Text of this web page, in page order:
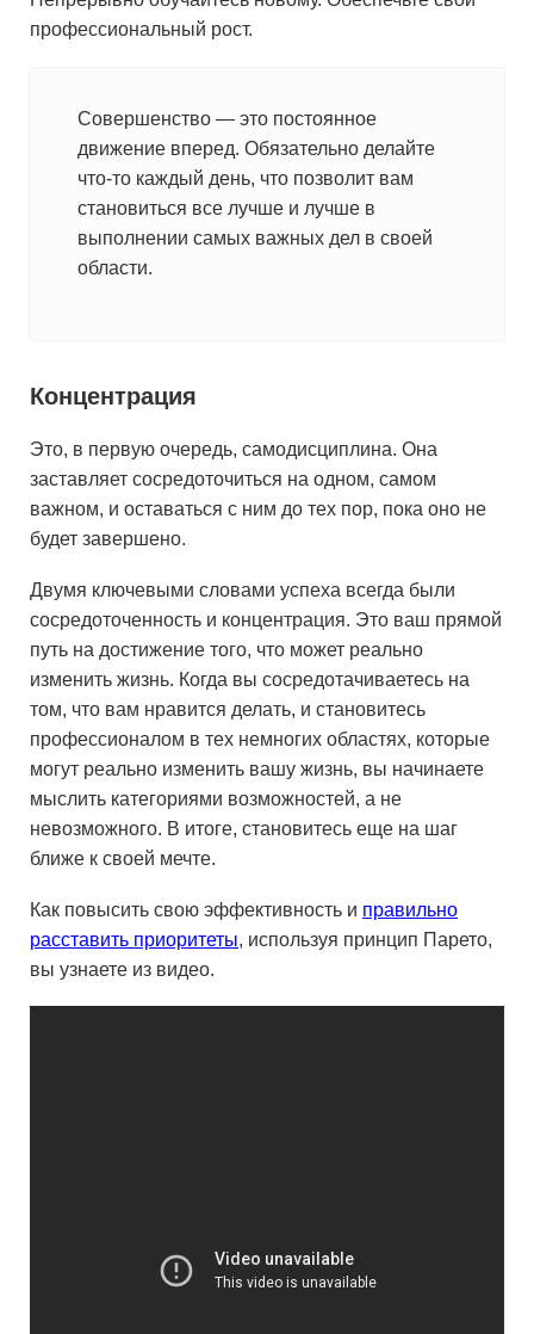
профессиональный рост.
Совершенство — это постоянное
движение вперед. Обязательно делайте
что-то каждый день, что позволит вам
становиться все лучше и лучше в
выполнении самых важных дел в своей
области.
Концентрация
Это, в первую очередь, самодисциплина. Она
заставляет сосредоточиться на одном, самом
важном, и оставаться с ним до тех пор, пока оно не
будет завершено.
Двумя ключевыми словами успеха всегда были
сосредоточенность и концентрация. Это ваш прямой
путь на достижение того, что может реально
изменить жизнь. Когда вы сосредотачиваетесь на
том, что вам нравится делать, и становитесь
профессионалом в тех немногих областях, которые
могут реально изменить вашу жизнь, вы начинаете
мыслить категориями возможностей, а не
невозможного. В итоге, становитесь еще на шаг
ближе к своей мечте.
Как повысить свою эффективность и правильно
расставить приоритеты, используя принцип Парето,
вы узнаете из видео.